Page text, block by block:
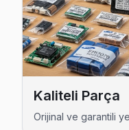
Fatih Tefal
Gökevler Tefal
Tefal TV Gökevler
Güzelyurt Tefal
Kaliteli Parça
Orijinal ve garantili